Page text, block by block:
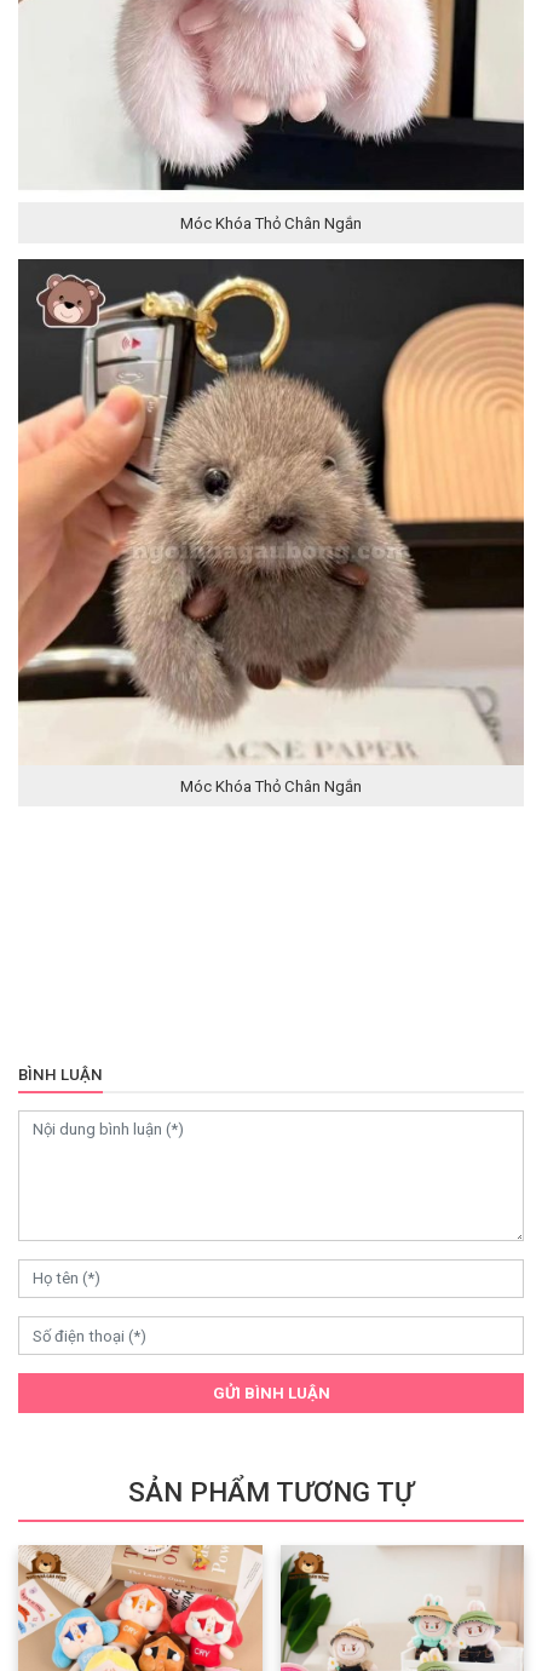
Móc Khóa Thỏ Chân Ngắn
Móc Khóa Thỏ Chân Ngắn
BÌNH LUẬN
GỬI BÌNH LUẬN
SẢN PHẨM TƯƠNG TỰ